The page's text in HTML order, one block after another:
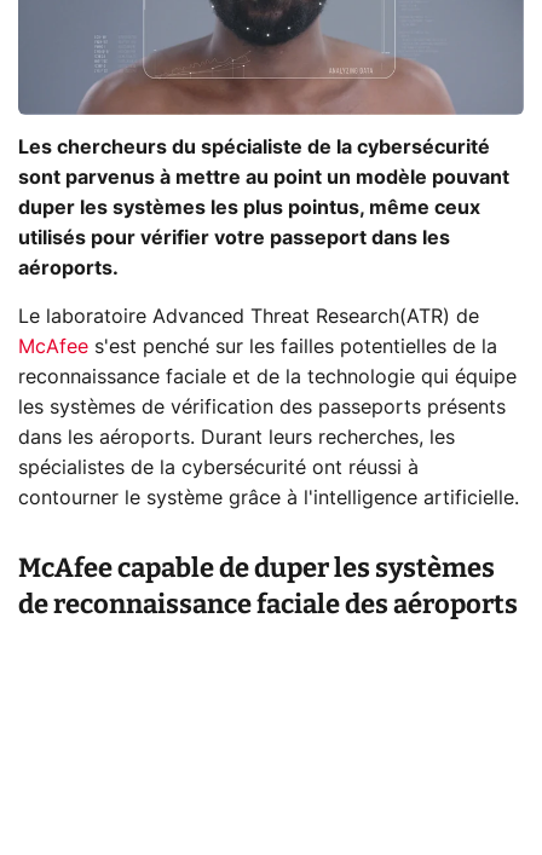
Les chercheurs du spécialiste de la cybersécurité
sont parvenus à mettre au point un modèle pouvant
duper les systèmes les plus pointus, même ceux
utilisés pour vérifier votre passeport dans les
aéroports.
Le laboratoire Advanced Threat Research(ATR) de
McAfee s'est penché sur les failles potentielles de la
reconnaissance faciale et de la technologie qui équipe
les systèmes de vérification des passeports présents
dans les aéroports. Durant leurs recherches, les
spécialistes de la cybersécurité ont réussi à
contourner le système grâce à l'intelligence artificielle.
McAfee capable de duper les systèmes
de reconnaissance faciale des aéroports